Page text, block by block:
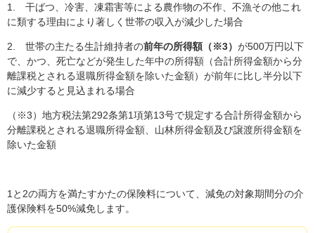
1. 干ばつ、冷害、凍霜害等による農作物の不作、不漁その他これ
に類する理由により著しく世帯の収入が減少した場合
2. 世帯の主たる生計維持者の前年の所得額（※3） が500万円以下
で、かつ、死亡などが発生した年中の所得額（合計所得金額から分
離課税とされる退職所得金額を除いた金額）が前年に比し半分以下
に減少すると見込まれる場合
（※3）地方税法第292条第1項第13号で規定する合計所得金額から
分離課税とされる退職所得金額、山林所得金額及び譲渡所得金額を
除いた金額
1と2の両方を満たすかたの保険料について、減免の対象期間分の介
護保険料を50%減免します。